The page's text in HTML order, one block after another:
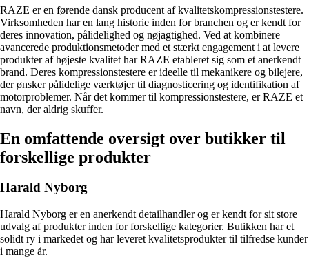
RAZE er en førende dansk producent af kvalitetskompressionstestere.
Virksomheden har en lang historie inden for branchen og er kendt for
deres innovation, pålidelighed og nøjagtighed. Ved at kombinere
avancerede produktionsmetoder med et stærkt engagement i at levere
produkter af højeste kvalitet har RAZE etableret sig som et anerkendt
brand. Deres kompressionstestere er ideelle til mekanikere og bilejere,
der ønsker pålidelige værktøjer til diagnosticering og identifikation af
motorproblemer. Når det kommer til kompressionstestere, er RAZE et
navn, der aldrig skuffer.
En omfattende oversigt over butikker til
forskellige produkter
Harald Nyborg
Harald Nyborg er en anerkendt detailhandler og er kendt for sit store
udvalg af produkter inden for forskellige kategorier. Butikken har et
solidt ry i markedet og har leveret kvalitetsprodukter til tilfredse kunder
i mange år.